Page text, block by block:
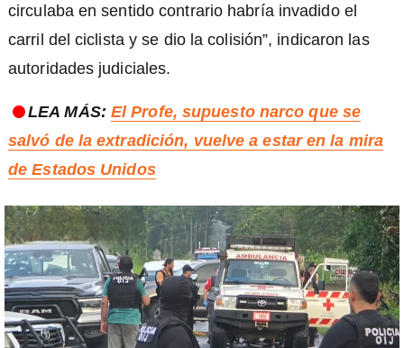
circulaba en sentido contrario habría invadido el
carril del ciclista y se dio la colisión”, indicaron las
autoridades judiciales.
LEA MÁS: El Profe, supuesto narco que se
salvó de la extradición, vuelve a estar en la mira
de Estados Unidos